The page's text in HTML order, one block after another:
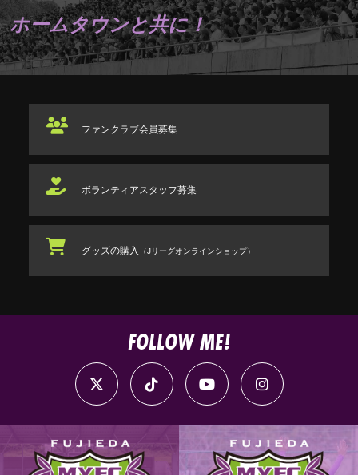
ホームタウンと共に！
ファンクラブ会員募集
ボランティアスタッフ募集
グッズの購入 （Jリーグオンラインショップ）
FOLLOW ME!